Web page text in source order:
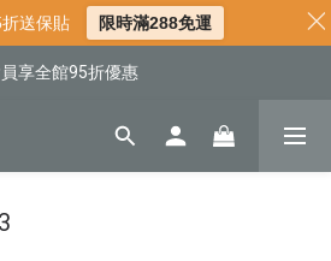
折$50｜加入會員立即領取
中下殺 手機殼3折起
享全館95折優惠
折$50｜加入會員立即領取
送保貼 限時滿288免運